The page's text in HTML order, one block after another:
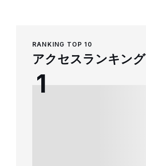
RANKING TOP 10
アクセスランキング